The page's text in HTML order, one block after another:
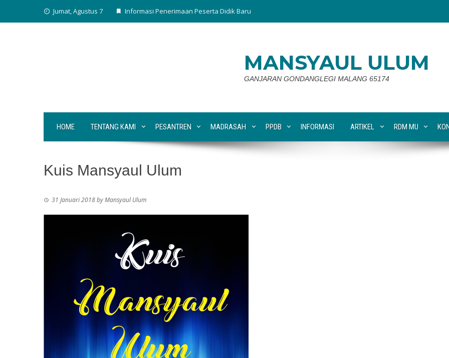
Jumat, Agustus 7 Informasi Penerimaan Peserta Didik Baru
MANSYAUL ULUM
GANJARAN GONDANGLEGI MALANG 65174
HOME TENTANG KAMI PESANTREN MADRASAH PPDB INFORMASI ARTIKEL RDM MU
Kuis Mansyaul Ulum
31 Januari 2018byMansyaul Ulum